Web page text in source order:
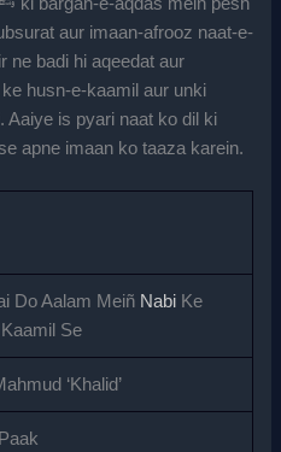
aur imaan-afrooz naat-e-
ne badi hi aqeedat aur
Aaiye is pyari naat ko dil ki
apne imaan ko taaza karein.
Do Aalam Meiñ Nabi Ke
Se
‘Khalid’